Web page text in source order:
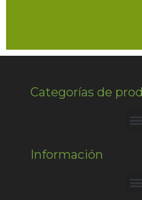
Categorías de
Información